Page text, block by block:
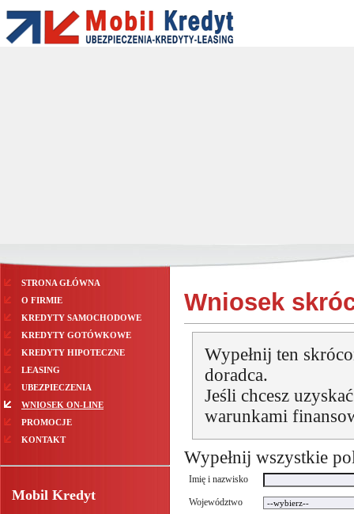
STRONA GŁÓWNA
O FIRMIE
KREDYTY SAMOCHODOWE
KREDYTY GOTÓWKOWE
KREDYTY HIPOTECZNE
LEASING
UBEZPIECZENIA
WNIOSEK ON-LINE
PROMOCJE
KONTAKT
Mobil Kredyt
Wniosek
Wypełnij ten
doradca.
Jeśli chcesz
warunkami
Wypełnij wszystkie
Imię i nazwisko
Województwo